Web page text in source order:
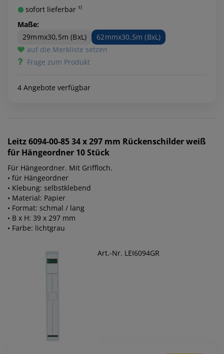
sofort lieferbar ¹⁾
Maße:
29mmx30,5m (BxL)
62mmx30,5m (BxL)
auf die Merkliste setzen
Frage zum Produkt
4 Angebote verfügbar
Leitz6094-00-85 34 x 297 mm Rückenschilder weiß
für Hängeordner 10 Stück
Für Hängeordner. Mit Griffloch.
• für Hängeordner
• Klebung: selbstklebend
• Material: Papier
• Format: schmal / lang
• B x H: 39 x 297 mm
• Farbe: lichtgrau
Art.-Nr. LEI6094GR